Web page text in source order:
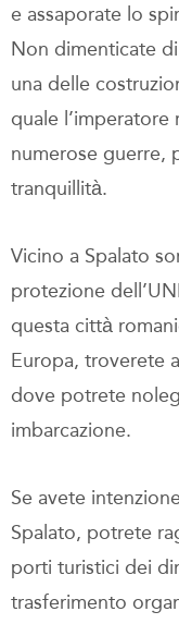
e assaporate lo
Non dimenticate
una delle
quale
numerose guerre,
tranquillità.
Vicino a Spalato
protezione
questa città
Europa, troverete
dove potrete
imbarcazione.
Se avete
Spalato, potrete
porti turistici dei
trasferimento